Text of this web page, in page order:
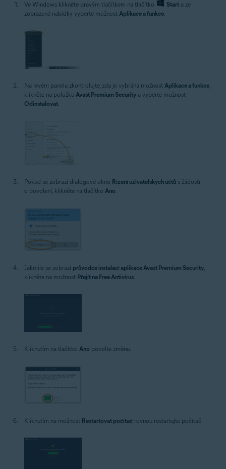
Ve Windows klikněte pravým tlačítkem na tlačítko Start a ze
zobrazené nabídky vyberte možnost Aplikace a funkce.
Na levém panelu zkontrolujte, zda je vybrána možnost Aplikace a funkce,
klikněte na položku Avast Premium Security a vyberte možnost
Odinstalovat.
Pokud se zobrazí dialogové okno Řízení uživatelských účtů s žádostí
o povolení, klikněte na tlačítko Ano.
Jakmile se zobrazí průvodce instalací aplikace Avast Premium Security
klikněte na možnost Přejít na Free Antivirus
Kliknutím na tlačítko Ano povolte změnu.
Kliknutím na možnost Restartovat počítač rovnou restartujte počítač.